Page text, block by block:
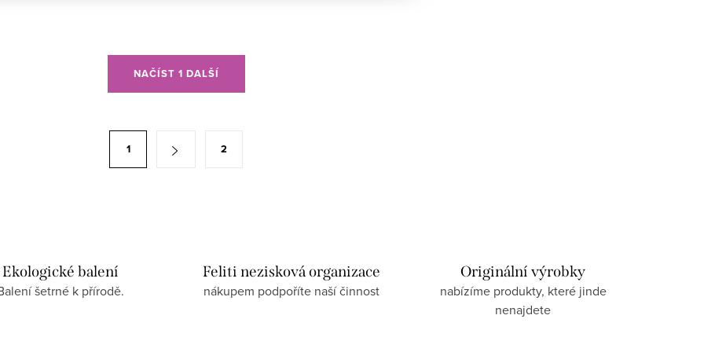
NAČÍST 1 DALŠÍ
1 2
Ekologické balení
šetrné k přírodě.
Feliti nezisková organizace
nákupem podpoříte naší činnost
Originální výrobky
nabízíme produkty, které jinde
nenajdete